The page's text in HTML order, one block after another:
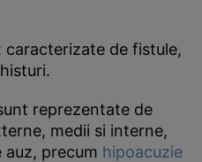
caracterizate de fistule,
reprezentate de
medii si interne,
precum hipoacuzie